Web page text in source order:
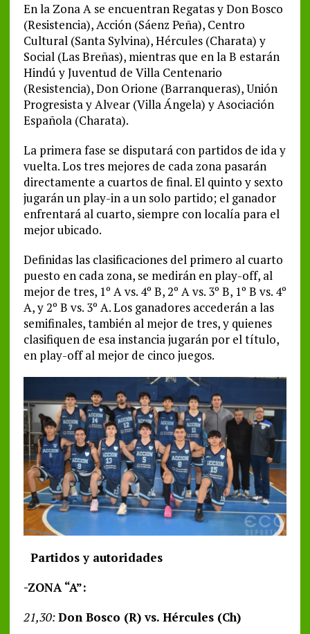
En la Zona A se encuentran Regatas y Don Bosco
(Resistencia), Acción (Sáenz Peña), Centro
Cultural (Santa Sylvina), Hércules (Charata) y
Social (Las Breñas), mientras que en la B estarán
Hindú y Juventud de Villa Centenario
(Resistencia), Don Orione (Barranqueras), Unión
Progresista y Alvear (Villa Ángela) y Asociación
Española (Charata).
La primera fase se disputará con partidos de ida y
vuelta. Los tres mejores de cada zona pasarán
directamente a cuartos de final. El quinto y sexto
jugarán un play-in a un solo partido; el ganador
enfrentará al cuarto, siempre con localía para el
mejor ubicado.
Definidas las clasificaciones del primero al cuarto
puesto en cada zona, se medirán en play-off, al
mejor de tres, 1º A vs. 4º B, 2º A vs. 3º B, 1º B vs. 4º
A, y 2º B vs. 3º A. Los ganadores accederán a las
semifinales, también al mejor de tres, y quienes
clasifiquen de esa instancia jugarán por el título,
en play-off al mejor de cinco juegos.
Partidos y autoridades
-ZONA “A”:
21,30:Don Bosco (R) vs. Hércules (Ch)